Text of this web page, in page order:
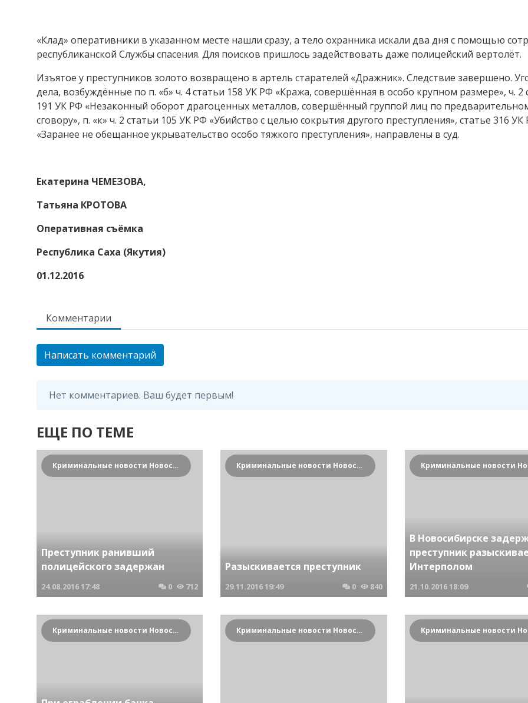
«Клад» оперативники в указанном месте нашли сразу, а тело охранника искали два дня с помощью
республиканской Службы спасения. Для поисков пришлось задействовать даже полицейский вертолёт.
Изъятое у преступников золото возвращено в артель старателей «Дражник». Следствие завершено.
дела, возбуждённые по п. «б» ч. 4 статьи 158 УК РФ «Кража, совершённая в особо крупном размере», ч. 2
191 УК РФ «Незаконный оборот драгоценных металлов, совершённый группой лиц по
сговору», п. «к» ч. 2 статьи 105 УК РФ «Убийство с целью сокрытия другого преступления», статье 316 УК
«Заранее не обещанное укрывательство особо тяжкого преступления», направлены в суд.
Екатерина ЧЕМЕЗОВА,
Татьяна КРОТОВА
Оперативная съёмка
Республика Саха (Якутия)
01.12.2016
Комментарии
Написать комментарий
Нет комментариев. Ваш будет первым!
ЕЩЕ ПО ТЕМЕ
Криминальные новости Новосибирска и Сибирского региона
Преступник ранивший
полицейского задержан
24.08.201617:48 0 712
Криминальные новости Новосибирска и Сибирского региона
Разыскивается преступник
29.11.201619:49 0 840
В Новосибирске
преступник
Интерполом
21.10.201618:09
Криминальные новости Новосибирска и Сибирского региона Криминальные новости Новосибирска и Сибирского региона